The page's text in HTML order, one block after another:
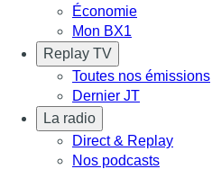
Économie
Mon BX1
Replay TV
Toutes nos émissions
Dernier JT
La radio
Direct & Replay
Nos podcasts